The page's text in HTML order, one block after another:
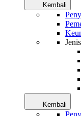
Kembali
Kembali